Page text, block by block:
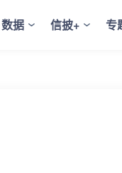
数据 信披+ 专